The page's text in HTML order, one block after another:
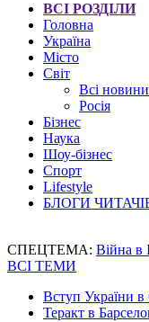
ВСІ РОЗДІЛИ
Головна
Україна
Місто
Світ
Всі новини
Росія
Бізнес
Наука
Шоу-бізнес
Спорт
Lifestyle
БЛОГИ
СПЕЦТЕМА: Війна в
ВСІ ТЕМИ
Вступ України
Теракт в